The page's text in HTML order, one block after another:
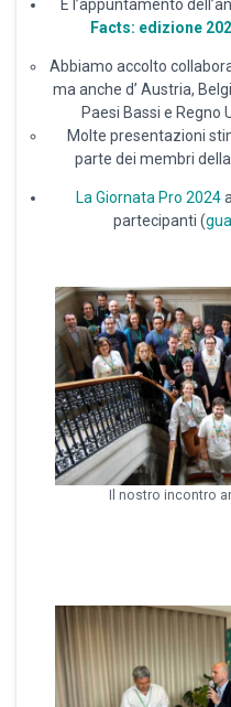
È l’appuntamento
Facts: edizione
Abbiamo accolto
ma anche d’ Austria,
Paesi Bassi e Regno
Molte presentazioni
parte dei membri
La Giornata Pro 2024
partecipanti (
Il nostro incontro